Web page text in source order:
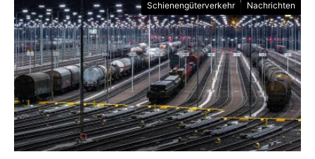
Schienengüterverkehr Nachrichten